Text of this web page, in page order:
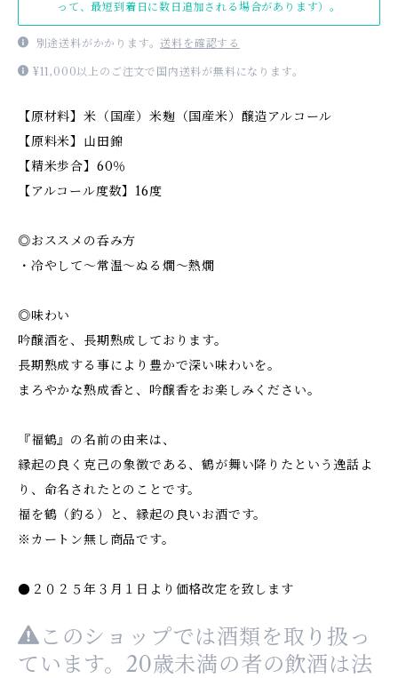
って、最短到着日に数日追加される場合があります）。
別途送料がかかります。送料を確認する
¥11,000以上のご注文で国内送料が無料になります。
【原材料】米（国産）米麹（国産米）醸造アルコール
【原料米】山田錦
【精米歩合】60％
【アルコール度数】16度
◎おススメの呑み方
・冷やして～常温～ぬる燗～熱燗
◎味わい
吟醸酒を、長期熟成しております。
長期熟成する事により豊かで深い味わいを。
まろやかな熟成香と、吟醸香をお楽しみください。
『福鶴』の名前の由来は、
縁起の良く克己の象徴である、鶴が舞い降りたという逸話よ
り、命名されたとのことです。
福を鶴（釣る）と、縁起の良いお酒です。
※カートン無し商品です。
●２０２５年３月１日より価格改定を致します
このショップでは酒類を取り扱っ
ています。20歳未満の者の飲酒は法